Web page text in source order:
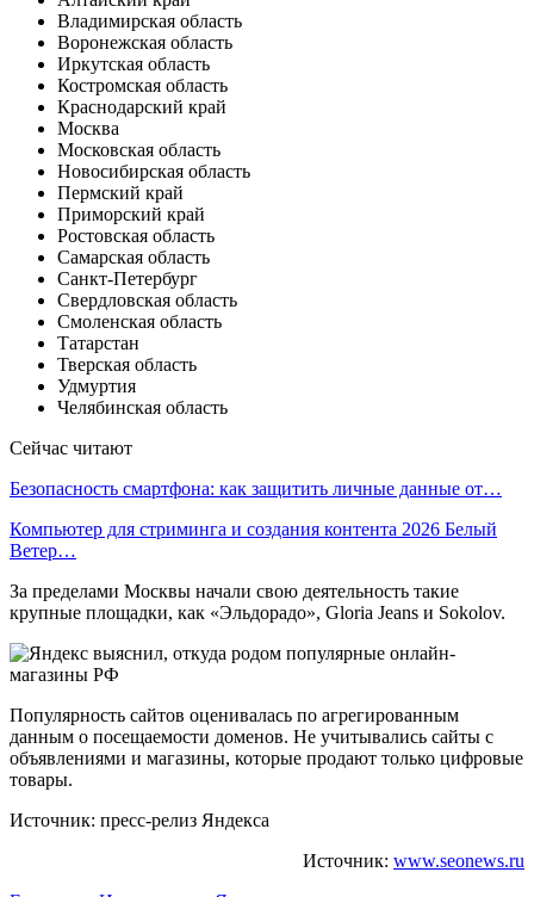
Владимирская область
Воронежская область
Иркутская область
Костромская область
Краснодарский край
Москва
Московская область
Новосибирская область
Пермский край
Приморский край
Ростовская область
Самарская область
Санкт-Петербург
Свердловская область
Смоленская область
Татарстан
Тверская область
Удмуртия
Челябинская область
Сейчас читают
Безопасность смартфона: как защитить личные данные от…
Компьютер для стриминга и создания контента 2026 Белый
Ветер…
За пределами Москвы начали свою деятельность такие
крупные площадки, как «Эльдорадо», Gloria Jeans и Sokolov.
Популярность сайтов оценивалась по агрегированным
данным о посещаемости доменов. Не учитывались сайты с
объявлениями и магазины, которые продают только цифровые
товары.
Источник: пресс-релиз Яндекса
Источник: www.seonews.ru